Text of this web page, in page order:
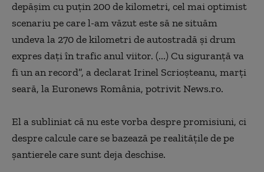
depăşim cu puţin 200 de kilometri, cel mai optimist
scenariu pe care l-am văzut este să ne situăm
undeva la 270 de kilometri de autostradă şi drum
expres daţi în trafic anul viitor. (...) Cu siguranţă va
fi un an record”, a declarat Irinel Scrioşteanu, marţi
seară, la Euronews România, potrivit News.ro.
El a subliniat că nu este vorba despre promisiuni, ci
despre calcule care se bazează pe realităţile de pe
şantierele care sunt deja deschise.